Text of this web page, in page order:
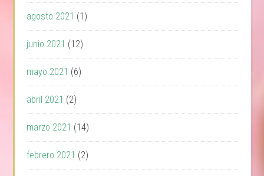
agosto 2021 (1)
junio 2021 (12)
mayo 2021 (6)
abril 2021 (2)
marzo 2021 (14)
febrero 2021 (2)